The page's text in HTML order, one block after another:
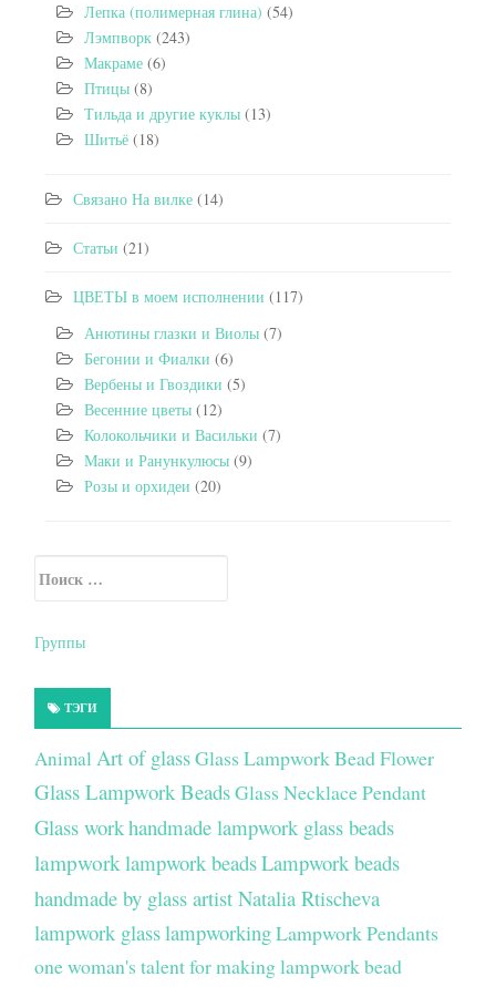
Лепка (полимерная глина) (54)
Лэмпворк (243)
Макраме (6)
Птицы (8)
Тильда и другие куклы (13)
Шитьё (18)
Связано На вилке (14)
Статьи (21)
ЦВЕТЫ в моем исполнении (117)
Анютины глазки и Виолы (7)
Бегонии и Фиалки (6)
Вербены и Гвоздики (5)
Весенние цветы (12)
Колокольчики и Васильки (7)
Маки и Ранункулюсы (9)
Розы и орхидеи (20)
Secondary Sidebar
Искать:
Группы
ТЭГИ
Animal Art of glassGlass Lampwork Bead Flower
Glass Lampwork BeadsGlass Necklace Pendant
Glass workhandmade lampwork glass beads
lampworklampwork beadsLampwork beads
handmade by glass artist Natalia Rtischeva
lampwork glasslampworkingLampwork Pendants
one woman's talent for making lampwork bead